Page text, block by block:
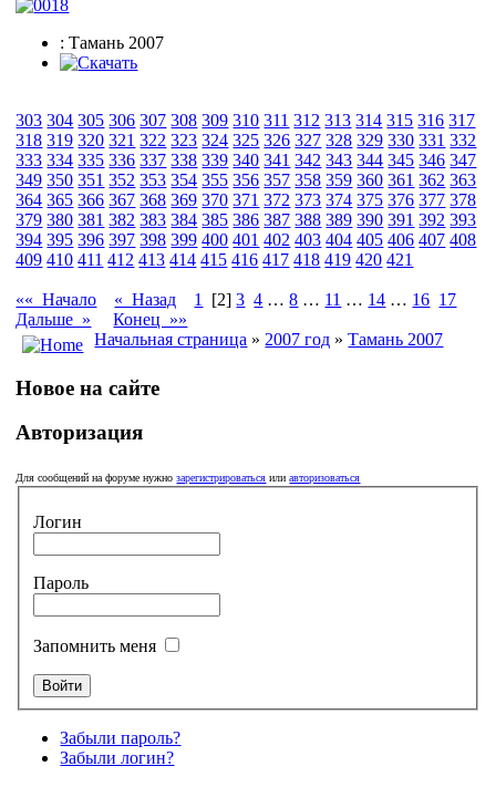
: Тамань 2007
303 304 305 306 307 308 309 310 311 312 313 314 315 316 317
318 319 320 321 322 323 324 325 326 327 328 329 330 331 332
333 334 335 336 337 338 339 340 341 342 343 344 345 346 347
349 350 351 352 353 354 355 356 357 358 359 360 361 362 363
364 365 366 367 368 369 370 371 372 373 374 375 376 377 378
379 380 381 382 383 384 385 386 387 388 389 390 391 392 393
394 395 396 397 398 399 400 401 402 403 404 405 406 407 408
409 410 411 412 413 414 415 416 417 418 419 420 421
«« Начало « Назад 1 [2] 3 4 …8 … 11 … 14 … 16 17
Дальше »
Конец »»
Начальная страница » 2007 год »Тамань 2007
Новое на сайте
Авторизация
Для сообщений на форуме нужнозарегистрироваться илиавторизоваться
Логин
Пароль
Запомнить меня
Забыли пароль?
Забыли логин?